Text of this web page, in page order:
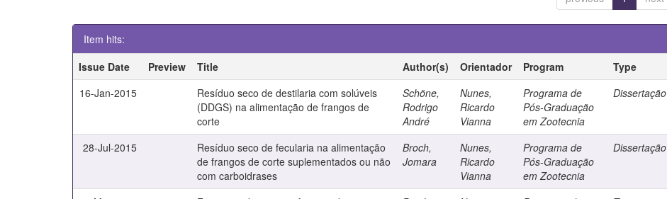
Item hits:
Issue Date
Preview Title Author(s) Orientador Program
Type
16-Jan-2015
Resíduo seco de destilaria com solúveis
(DDGS) na alimentação de frangos de
corte
Schöne,
Rodrigo
André
Nunes,
Ricardo
Vianna
Programa de
Pós-Graduação
em Zootecnia
Dissertação
28-Jul-2015
Resíduo seco de fecularia na alimentação
de frangos de corte suplementados ou não
com carboidrases
Broch,
Jomara
Nunes,
Ricardo
Vianna
Programa de
Pós-Graduação
em Zootecnia
Dissertação